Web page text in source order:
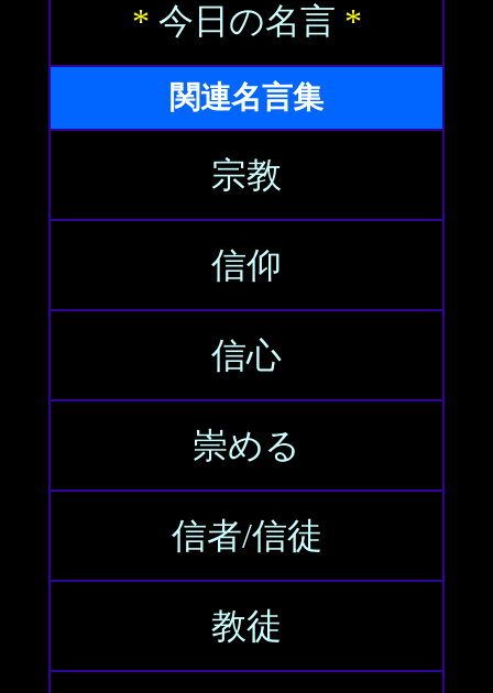
* 今日の名言 *
関連名言集
宗教
信仰
信心
崇める
信者/信徒
教徒